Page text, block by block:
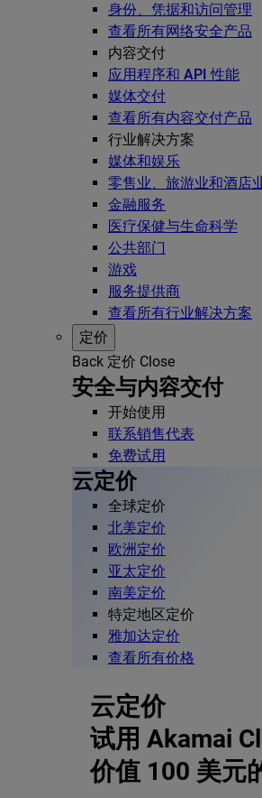
身份、凭据和访问管理
查看所有网络安全产品
内容交付
应用程序和 API 性能
媒体交付
查看所有内容交付产品
行业解决方案
媒体和娱乐
零售业、旅游业和酒店
金融服务
医疗保健与生命科学
公共部门
游戏
服务提供商
查看所有行业解决方案
定价
Back 定价 Close
安全与内容交付
开始使用
联系销售代表
免费试用
云定价
全球定价
北美定价
欧洲定价
亚太定价
南美定价
特定地区定价
雅加达定价
查看所有价格
云定价
试用 Akamai
价值 100 美元